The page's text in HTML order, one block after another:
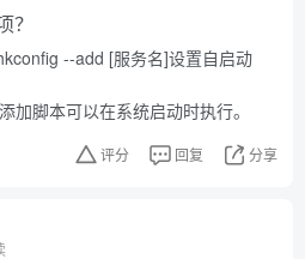
？
--add [服务名]设置自启动
加脚本可以在系统启动时执行。
评分 回复 分享